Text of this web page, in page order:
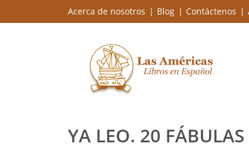
Acerca de nosotros Blog Contáctenos
YA LEO. 20